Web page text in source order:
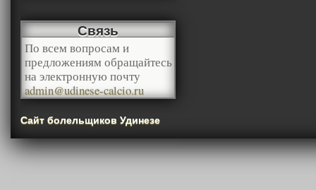
Связь
По всем вопросам и
предложениям обращайтесь
на электронную почту
admin@udinese-calcio.ru
Сайт болельщиков Удинезе